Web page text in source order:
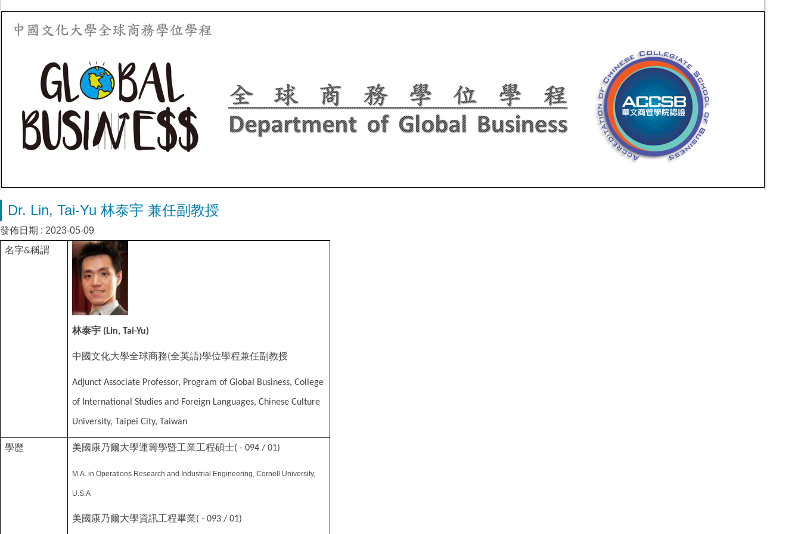
Dr. Lin, Tai-Yu 林泰宇 兼任副教授
發佈日期 : 2023-05-09
名字&稱謂
林泰宇 (Lin, Tai-Yu)
中國文化大學全球商務(全英語)學位學程兼任副教授
Adjunct Associate Professor, Program of Global Business, College
of International Studies and Foreign Languages, Chinese Culture
University, Taipei City, Taiwan
學歷 美國康乃爾大學運籌學暨工業工程碩士( - 094 / 01)
M.A. in Operations Research and Industrial Engineering, Cornell University,
U.S.A
美國康乃爾大學資訊工程畢業( - 093 / 01)